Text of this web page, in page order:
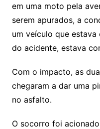
em uma moto pela
serem apurados, a
um veículo que
do acidente, estava
Com o impacto, as
chegaram a dar uma
no asfalto.
O socorro foi